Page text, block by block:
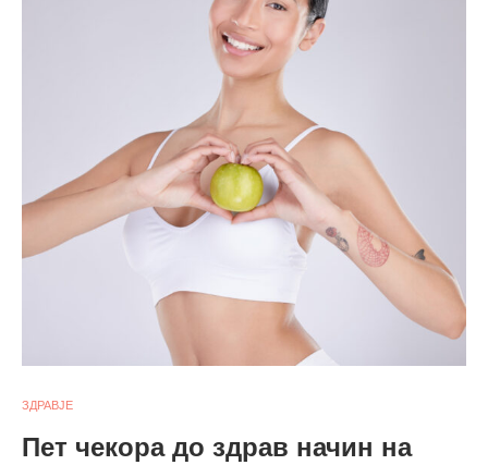
ЗДРАВЈЕ
Пет чекора до здрав начин на